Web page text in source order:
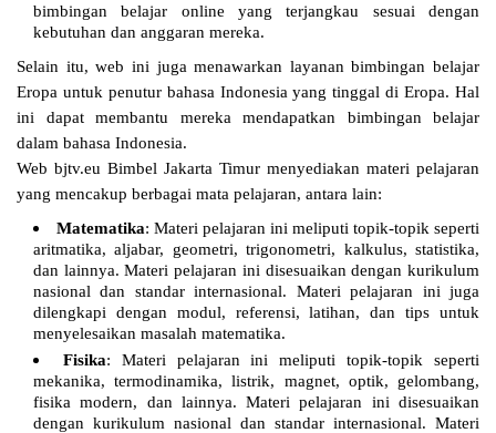
bimbingan belajar online yang terjangkau sesuai dengan
kebutuhan dan anggaran mereka.
Selain itu, web ini juga menawarkan layanan bimbingan belajar
Eropa untuk penutur bahasa Indonesia yang tinggal di Eropa. Hal
ini dapat membantu mereka mendapatkan bimbingan belajar
dalam bahasa Indonesia.
Web bjtv.eu Bimbel Jakarta Timur menyediakan materi pelajaran
yang mencakup berbagai mata pelajaran, antara lain:
Matematika: Materi pelajaran ini meliputi topik-topik seperti
aritmatika, aljabar, geometri, trigonometri, kalkulus, statistika,
dan lainnya. Materi pelajaran ini disesuaikan dengan kurikulum
nasional dan standar internasional. Materi pelajaran ini juga
dilengkapi dengan modul, referensi, latihan, dan tips untuk
menyelesaikan masalah matematika.
Fisika: Materi pelajaran ini meliputi topik-topik seperti
mekanika, termodinamika, listrik, magnet, optik, gelombang,
fisika modern, dan lainnya. Materi pelajaran ini disesuaikan
dengan kurikulum nasional dan standar internasional. Materi